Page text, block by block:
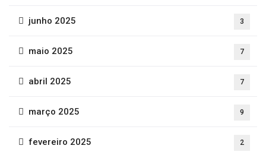
junho 2025 3
maio 2025 7
abril 2025 7
março 2025 9
fevereiro 2025 2